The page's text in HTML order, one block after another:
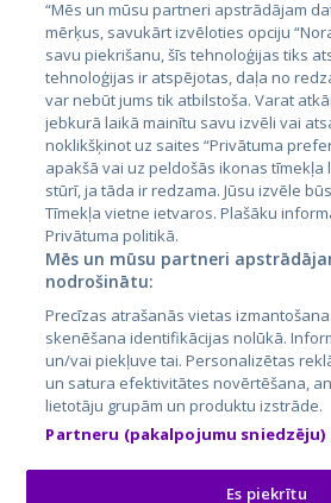
Igaunija
Latvija
Lietuva
City24.lv
City24.ee
GetaPro.lv
GetaPro.ee
Skelbiu.lt
Autoplius.lt
Aruodas.lt
Osta.ee
“Mēs un mūsu partneri apstrādājam
mērķus, savukārt izvēloties opciju
savu piekrišanu, šīs tehnoloģijas tiks
tehnoloģijas ir atspējotas, daļa no
var nebūt jums tik atbilstoša. Varat
jebkurā laikā mainītu savu izvēli vai
noklikšķinot uz saites “Privātuma
apakšā vai uz peldošās ikonas
stūrī, ja tāda ir redzama. Jūsu izvēle
Tīmekļa vietne ietvaros. Plašāku
Privātuma politikā.
Mēs un mūsu partneri
nodrošinātu:
Precīzas atrašanās vietas
skenēšana identifikācijas nolūkā.
un/vai piekļuve tai. Personalizētas
un satura efektivitātes novērtēšana,
lietotāju grupām un produktu izstrāde.
Partneru (pakalpojumu sniedzēju)
Es piekrītu